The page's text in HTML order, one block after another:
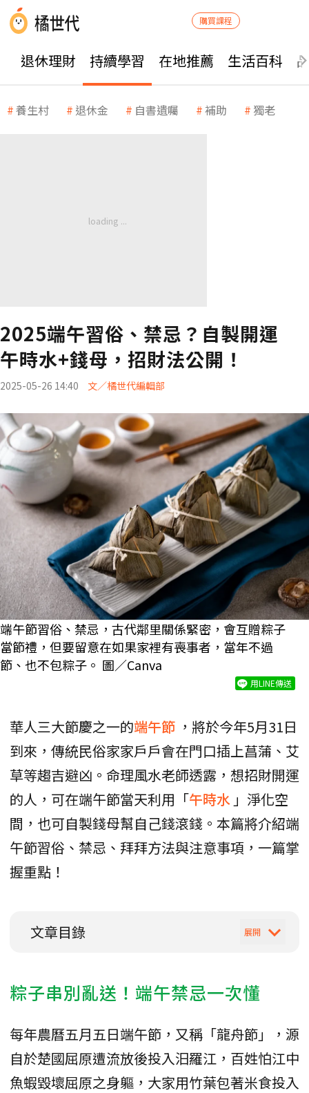
購買課程
退休理財 持續學習 在地推薦 生活百科
養生村 退休金 自書遺囑 補助 獨老
2025端午習俗、禁忌？自製開運
午時水+錢母，招財法公開！
2025-05-26 14:40 文／橘世代編輯部
端午節習俗、禁忌，古代鄰里關係緊密，會互贈粽子
當節禮，但要留意在如果家裡有喪事者，當年不過
節、也不包粽子。 圖／Canva
用LINE傳送
華人三大節慶之一的端午節 ，將於今年5月31日
到來，傳統民俗家家戶戶會在門口插上菖蒲、艾
草等趨吉避凶。命理風水老師透露，想招財開運
的人，可在端午節當天利用「午時水 」淨化空
間，也可自製錢母幫自己錢滾錢。本篇將介紹端
午節習俗、禁忌、拜拜方法與注意事項，一篇掌
握重點！
文章目錄
粽子串別亂送！端午禁忌一次懂
每年農曆五月五日端午節，又稱「龍舟節」，源
自於楚國屈原遭流放後投入汨羅江，百姓怕江中
魚蝦毀壞屈原之身軀，大家用竹葉包著米食投入